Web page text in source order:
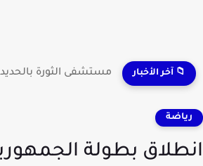
📁 آخر الأخبار
بطولة الجمهورية